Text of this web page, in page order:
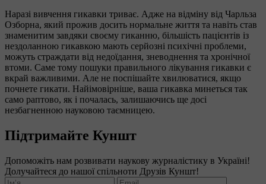
Наразі вивчення гикавки триває. Адже на відміну від Чарльза
Озборна, який прожив досить нормальне життя та навіть став
знаменитим завдяки своєму гиканню, більшість пацієнтів із
нездоланною гикавкою мають серйозні психічні проблеми,
можуть страждати від недоїдання, зневоднення та хронічної
втоми. Саме тому пошуки правильного лікування гикавки є
вкрай важливими. Але не поспішайте хвилюватися, якщо
почнете гикати. Найімовірніше, ваша гикавка минеться так
само раптово, як і почалась, залишаючись ще досі
незбагненною науковою таємницею.
Підтримайте Куншт
Допоможіть нам розвивати наукову журналістику в Україні!
Долучайтеся до нашої спільноти Друзів Куншт!